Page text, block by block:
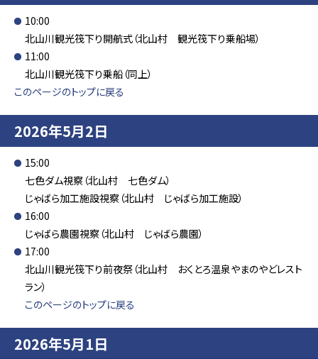
10:00
北山川観光筏下り開航式（北山村 観光筏下り乗船場）
11:00
北山川観光筏下り乗船（同上）
このページのトップに戻る
2026年5月2日
15:00
七色ダム視察（北山村 七色ダム）
じゃばら加工施設視察（北山村 じゃばら加工施設）
16:00
じゃばら農園視察（北山村 じゃばら農園）
17:00
北山川観光筏下り前夜祭（北山村 おくとろ温泉やまのやどレスト
ラン）
このページのトップに戻る
2026年5月1日